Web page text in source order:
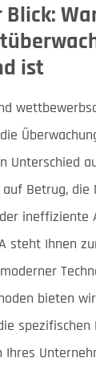
ist
Unterschied
Betrug, die
ineffiziente
steht Ihnen
bieten
Ihres